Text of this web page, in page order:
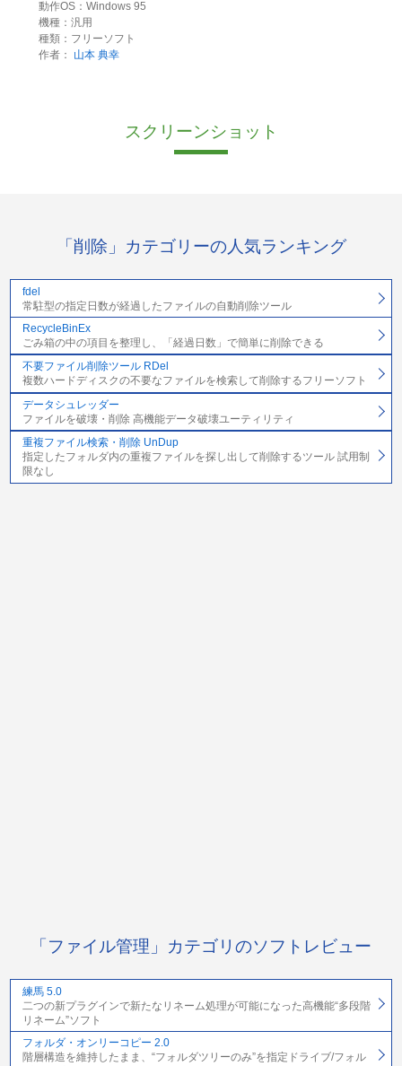
動作OS：Windows 95
機種：汎用
種類：フリーソフト
作者：
山本 典幸
スクリーンショット
「削除」カテゴリーの人気ランキング
fdel
常駐型の指定日数が経過したファイルの自動削除ツール
RecycleBinEx
ごみ箱の中の項目を整理し、「経過日数」で簡単に削除できる
不要ファイル削除ツール RDel
複数ハードディスクの不要なファイルを検索して削除するフリーソフト
データシュレッダー
ファイルを破壊・削除 高機能データ破壊ユーティリティ
重複ファイル検索・削除 UnDup
指定したフォルダ内の重複ファイルを探し出して削除するツール 試用制
限なし
「ファイル管理」カテゴリのソフトレビュー
練馬 5.0
二つの新プラグインで新たなリネーム処理が可能になった高機能“多段階
リネーム”ソフト
フォルダ・オンリーコピー 2.0
階層構造を維持したまま、“フォルダツリーのみ”を指定ドライブ/フォル